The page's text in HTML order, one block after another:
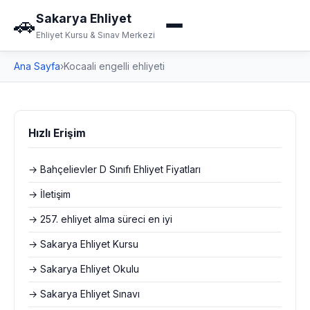
🚗Sakarya Ehliyet
Ehliyet Kursu & Sınav Merkezi
Ana Sayfa›Kocaali engelli ehliyeti
Hızlı Erişim
→ Bahçelievler D Sınıfı Ehliyet Fiyatları
→ İletişim
→ 257. ehliyet alma süreci en iyi
→ Sakarya Ehliyet Kursu
→ Sakarya Ehliyet Okulu
→ Sakarya Ehliyet Sınavı